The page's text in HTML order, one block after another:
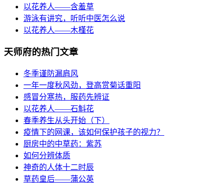
以花养人——含羞草
游泳有讲究，听听中医怎么说
以花养人——木槿花
天师府的热门文章
冬季谨防漏肩风
一年一度秋风劲，登高赏菊话重阳
感冒分寒热，服药先辨证
以花养人——石斛花
春季养生从头开始（下）
疫情下的网课，该如何保护孩子的视力？
厨房中的中草药：紫苏
如何分辨体质
神奇的人体十二时辰
草药皇后——蒲公英